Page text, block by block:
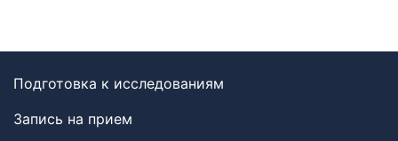
Подготовка к исследованиям
Запись на прием